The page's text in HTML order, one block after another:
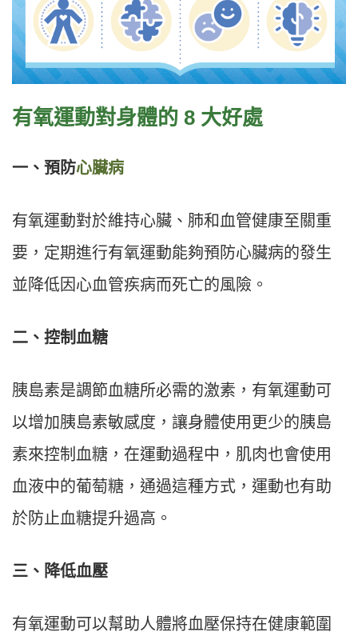
有氧運動對身體的 8 大好處
一、預防心臟病
有氧運動對於維持心臟、肺和血管健康至關重
要，定期進行有氧運動能夠預防心臟病的發生
並降低因心血管疾病而死亡的風險。
二、控制血糖
胰島素是調節血糖所必需的激素，有氧運動可
以增加胰島素敏感度，讓身體使用更少的胰島
素來控制血糖，在運動過程中，肌肉也會使用
血液中的葡萄糖，通過這種方式，運動也有助
於防止血糖提升過高。
三、降低血壓
有氧運動可以幫助人體將血壓保持在健康範圍